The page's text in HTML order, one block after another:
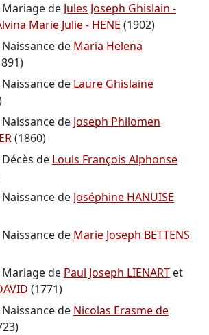
Mariage de Jules Joseph Ghislain -
Marie Julie - HENE (1902)
de Maria Helena
de Laure Ghislaine
de Joseph Philomen
(1860)
de Louis François Alphonse
de Joséphine HANUISE
de Marie Joseph BETTENS
Mariage de Paul Joseph LIENART et
(1771)
de Nicolas Erasme de